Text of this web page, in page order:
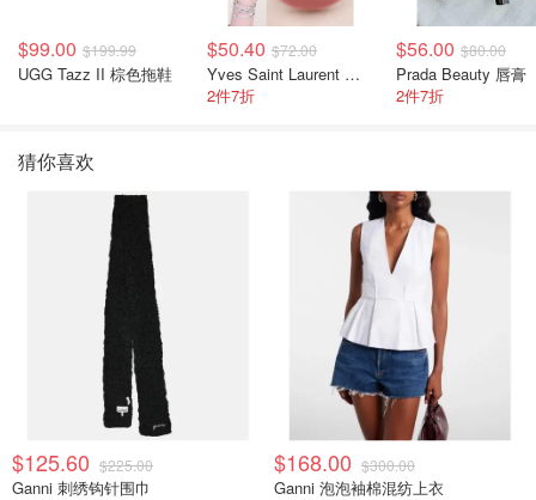
$99.00 $199.99
UGG Tazz II 棕色拖鞋
$50.40 $72.00
Yves Saint Laurent 裸粉管
2件7折
$56.00 $80.00
Prada Beauty 唇膏
2件7折
猜你喜欢
$125.60 $225.00
Ganni 刺绣钩针围巾
$168.00 $300.00
Ganni 泡泡袖棉混纺上衣